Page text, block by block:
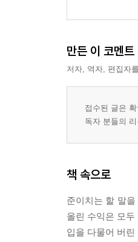
만든 이 코멘트
저자, 역자, 편집자
접수된 글은
독자 분들의
책 속으로
준이치는 할 말
올린 수익은 모
입을 다물어 버